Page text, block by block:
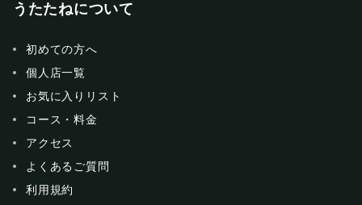
うたたねについて
初めての方へ
個人店一覧
お気に入りリスト
コース・料金
アクセス
よくあるご質問
利用規約